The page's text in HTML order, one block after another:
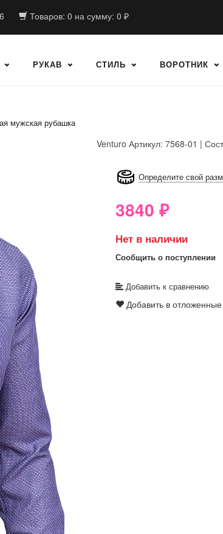
Товаров: 0 на сумму: 0 ₽
РУКАВ СТИЛЬ ВОРОТНИК
мужская рубашка
Venturo Артикул: 7568-01 |
Определите свой
3840 ₽
Нет в наличии
Сообщить о поступлении
Добавить к сравнению
Добавить в отложенные